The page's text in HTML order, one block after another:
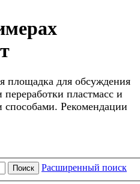
площадка для обсуждения
пластмасс и
способами. Рекомендации
Поиск Расширенный поиск